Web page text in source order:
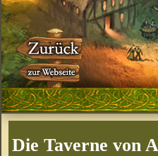
Die Taverne von